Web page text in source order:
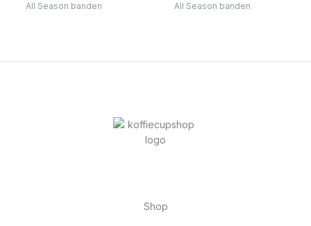
All Season banden All Season banden
Shop